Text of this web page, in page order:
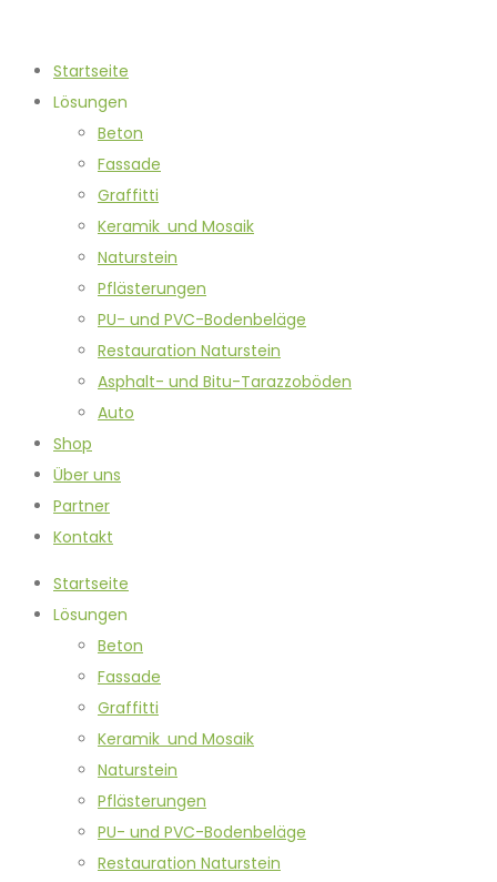
Startseite
Lösungen
Beton
Fassade
Graffitti
Keramik und Mosaik
Naturstein
Pflästerungen
PU- und PVC-Bodenbeläge
Restauration Naturstein
Asphalt- und Bitu-Tarazzoböden
Auto
Shop
Über uns
Partner
Kontakt
Startseite
Lösungen
Beton
Fassade
Graffitti
Keramik und Mosaik
Naturstein
Pflästerungen
PU- und PVC-Bodenbeläge
Restauration Naturstein